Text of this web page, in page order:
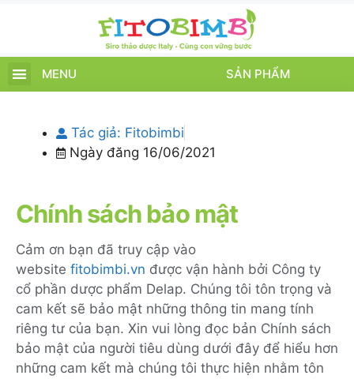
MENU SẢN PHẨM
Tác giả: Fitobimbi
Ngày đăng 16/06/2021
Chính sách bảo mật
Cảm ơn bạn đã truy cập vào
website fitobimbi.vn được vận hành bởi Công ty
cổ phần dược phẩm Delap. Chúng tôi tôn trọng và
cam kết sẽ bảo mật những thông tin mang tính
riêng tư của bạn. Xin vui lòng đọc bản Chính sách
bảo mật của người tiêu dùng dưới đây để hiểu hơn
những cam kết mà chúng tôi thực hiện nhằm tôn